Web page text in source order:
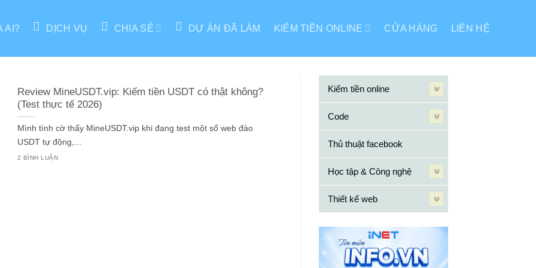
AI? DỊCH VỤ CHIA SẺ DỰ ÁN ĐÃ LÀM KIẾM TIỀN ONLINE CỬA HÀNG LIÊN HỆ
Review MineUSDT.vip: Kiếm tiền USDT có thật không?
(Test thực tế 2026)
Mình tình cờ thấy MineUSDT.vip khi đang test một số web đào
USDT tự động,...
2 BÌNH LUẬN
Kiếm tiền online
Code
Thủ thuật facebook
Học tập & Công nghệ
Thiết kế web